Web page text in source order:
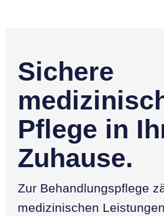
Sichere
Pflege in
Zuhause.
Zur Behandlungspflege
medizinischen